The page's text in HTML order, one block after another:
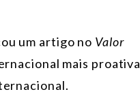
um artigo no Valor
mais proativa